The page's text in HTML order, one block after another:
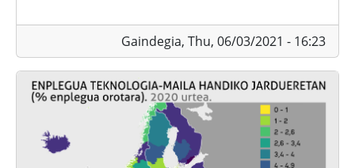
Gaindegia, Thu, 06/03/2021 - 16:23